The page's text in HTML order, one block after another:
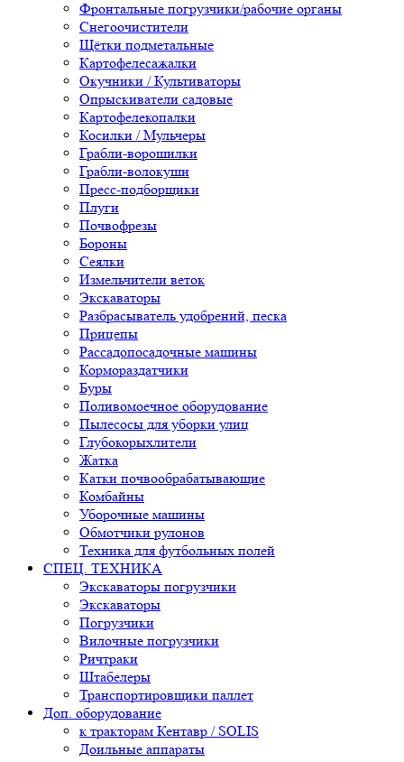
Фронтальные погрузчики/рабочие органы
Снегоочистители
Щётки подметальные
Картофелесажалки
Окучники / Культиваторы
Опрыскиватели садовые
Картофелекопалки
Косилки / Мульчеры
Грабли-ворошилки
Грабли-волокуши
Пресс-подборщики
Плуги
Почвофрезы
Бороны
Сеялки
Измельчители веток
Экскаваторы
Разбрасыватель удобрений, песка
Прицепы
Рассадопосадочные машины
Кормораздатчики
Буры
Поливомоечное оборудование
Пылесосы для уборки улиц
Глубокорыхлители
Жатка
Катки почвообрабатывающие
Комбайны
Уборочные машины
Обмотчики рулонов
Техника для футбольных полей
СПЕЦ. ТЕХНИКА
Экскаваторы погрузчики
Экскаваторы
Погрузчики
Вилочные погрузчики
Ричтраки
Штабелеры
Транспортировщики паллет
Доп. оборудование
к тракторам Кентавр / SOLIS
Доильные аппараты